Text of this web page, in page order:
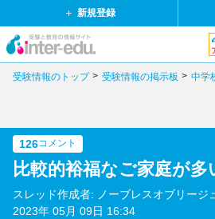
新規登録
受験情報のトップ 受験情報の掲示板 中学
126コメント
比較的裕福なご家庭が
スレッド作成者: ノーブレスオブリージ
2023年 05月 09日 16:34